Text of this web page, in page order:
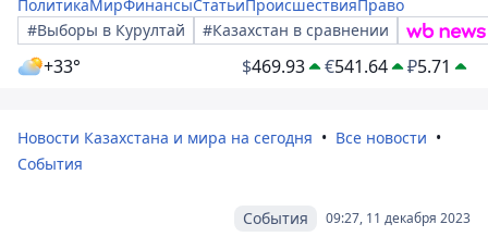
ПолитикаМирФинансыСтатьиПроисшествияПраво
#Выборы в Курултай
#Казахстан в сравнении
+33° $469.93 €541.64 ₽5.71
Новости Казахстана и мира на сегодня
Все новости
События
09:27, 11 декабря 2023
События